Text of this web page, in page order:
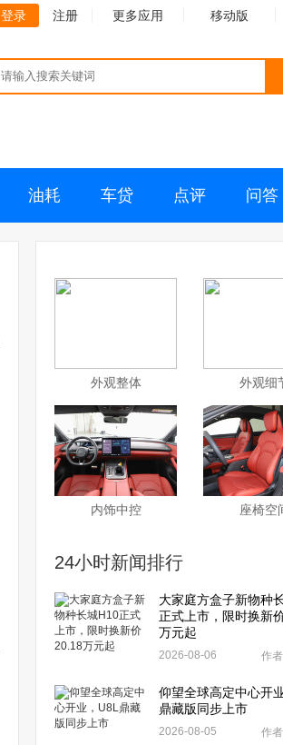
登录 注册 更多应用 移动版
油耗 车贷 点评 问答
外观整体 外观细
内饰中控 座椅空
24小时新闻排行
大家庭方盒子新物种
正式上市，限时换新
万元起
2026-08-06 作
仰望全球高定中心开
鼎藏版同步上市
2026-08-05 作